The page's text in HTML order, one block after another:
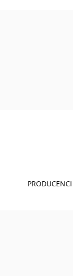
PRODUCENCI